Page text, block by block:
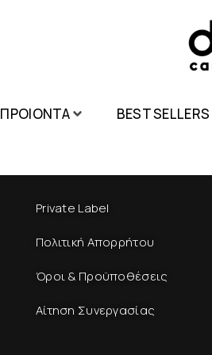
ΠΡΟΙΟΝΤΑ BEST SELLERS
Private Label
Πολιτική Απορρήτου
Όροι & Προϋποθέσεις
Αίτηση Συνεργασίας